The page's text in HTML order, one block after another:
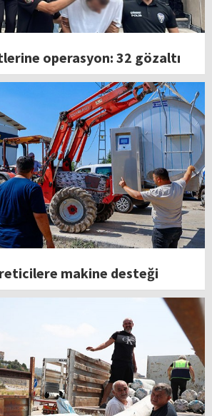
operasyon: 32 gözaltı
makine desteği